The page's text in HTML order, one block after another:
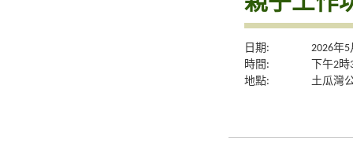
日期:
2026年
時間:
下午2
地點:
土瓜灣